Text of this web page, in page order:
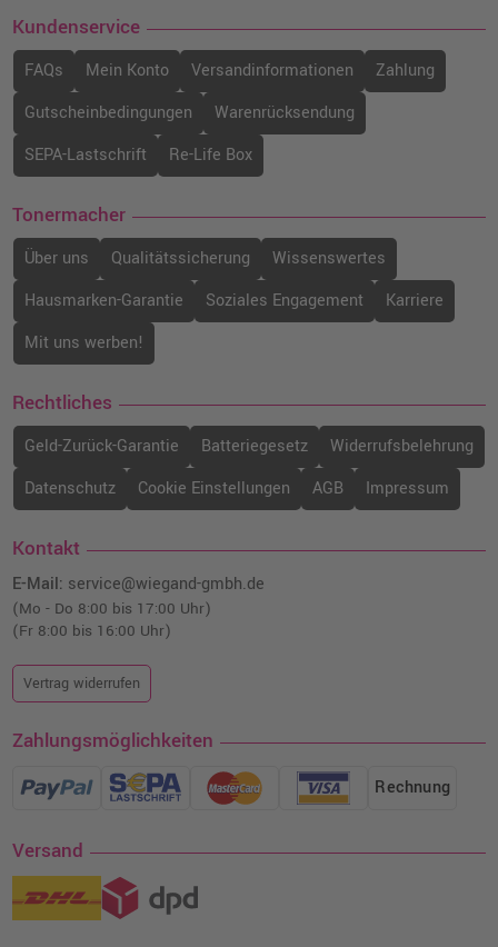
Kundenservice
FAQs Mein Konto Versandinformationen
Zahlung
Gutscheinbedingungen
Warenrücksendung
SEPA-Lastschrift
Re-Life Box
Tonermacher
Über uns Qualitätssicherung
Wissenswertes
Hausmarken-Garantie
Soziales Engagement
Karriere
Mit uns werben!
Rechtliches
Geld-Zurück-Garantie Batteriegesetz
Widerrufsbelehrung
Datenschutz
Cookie Einstellungen AGB Impressum
Kontakt
E-Mail: service@wiegand-gmbh.de
(Mo - Do 8:00 bis 17:00 Uhr)
(Fr 8:00 bis 16:00 Uhr)
Vertrag widerrufen
Zahlungsmöglichkeiten
Rechnung
Versand